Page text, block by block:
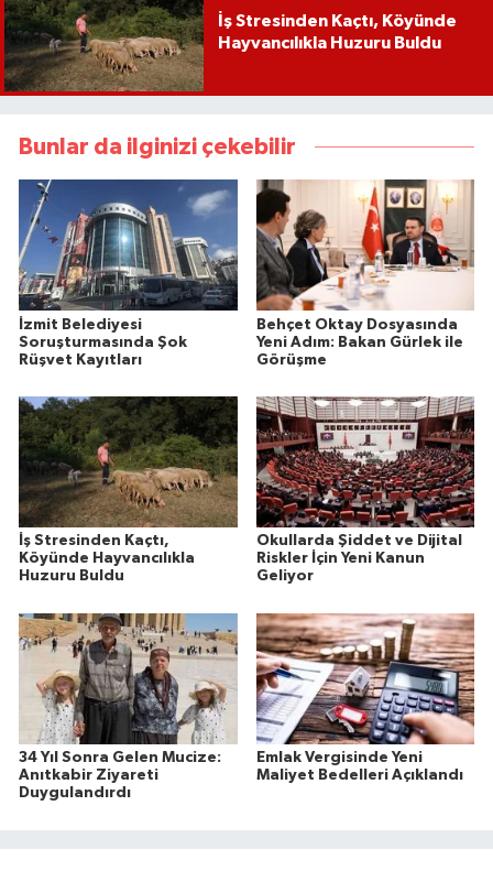
İş Stresinden Kaçtı, Köyünde
Hayvancılıkla Huzuru Buldu
Bunlar da ilginizi çekebilir
İzmit Belediyesi
Soruşturmasında Şok
Rüşvet Kayıtları
Behçet Oktay Dosyasında
Yeni Adım: Bakan Gürlek ile
Görüşme
İş Stresinden Kaçtı,
Köyünde Hayvancılıkla
Huzuru Buldu
Okullarda Şiddet ve Dijital
Riskler İçin Yeni Kanun
Geliyor
34 Yıl Sonra Gelen Mucize:
Anıtkabir Ziyareti
Duygulandırdı
Emlak Vergisinde Yeni
Maliyet Bedelleri Açıklandı